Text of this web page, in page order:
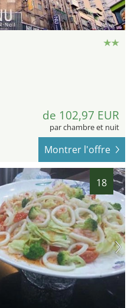
de 102,97 EUR
par chambre et nuit
Montrer l'offre
18